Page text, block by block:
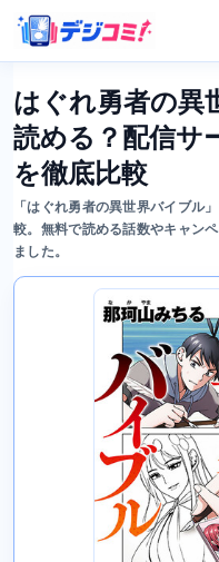
はぐれ勇者の異
読める？配信サ
を徹底比較
「はぐれ勇者の異世界バイブル
較。無料で読める話数やキャン
ました。